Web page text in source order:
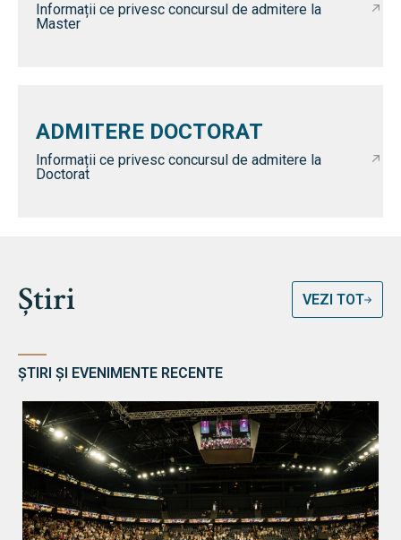
Informații ce privesc concursul de admitere la
Master
ADMITERE DOCTORAT
Informații ce privesc concursul de admitere la
Doctorat
Știri VEZI TOT
ȘTIRI ȘI EVENIMENTE RECENTE